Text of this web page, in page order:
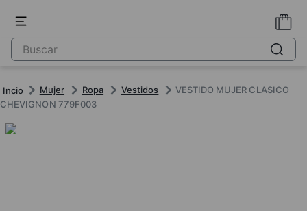
Mujer Ropa Vestidos
VESTIDO MUJER CLASICO
CHEVIGNON 779F003